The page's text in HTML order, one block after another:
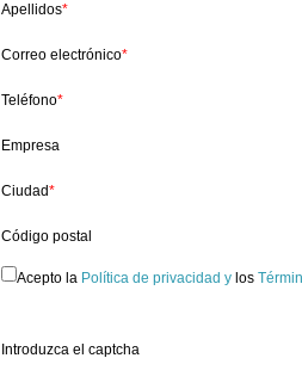
Apellidos*
Correo electrónico*
Teléfono*
Empresa
Ciudad*
Código postal
Acepto la Política de privacidad y los
Introduzca el captcha